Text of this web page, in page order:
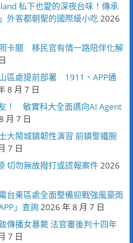
私下也愛的深夜台味！傳承
外客都朝聖的國際級小吃2026
卡關 移民官有情一路陪伴化解
區處提前部署 1911、APP通
8 月 7 日
！ 敏實科大全面邁向AI Agent
月 7 日
大鬧城鎮韌性演習 前鎮警鐵腕
7 日
切勿無故撥打或謊報案件2026
台東區處全面整備迎戰強風豪雨
」查詢 2026 年 8 月 7 日
傳播女暴斃 法官審後判十四年
7 日